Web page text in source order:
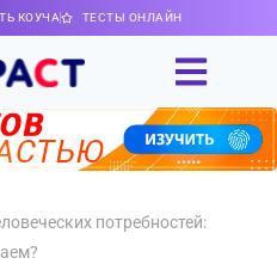
КОУЧА ТЕСТЫ ОНЛАЙН
потребностей: